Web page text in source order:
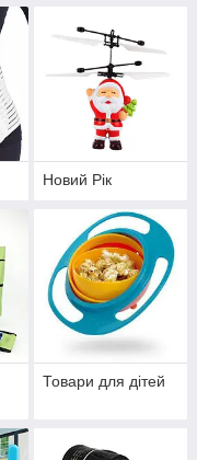
Новий Рік
Товари для дітей